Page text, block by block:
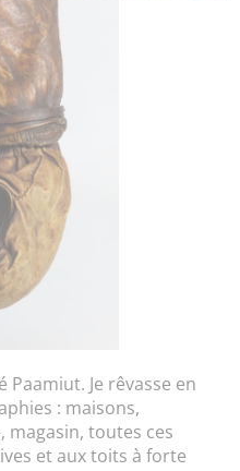
Je rêvasse en
: maisons,
magasin, toutes ces
et aux toits à forte